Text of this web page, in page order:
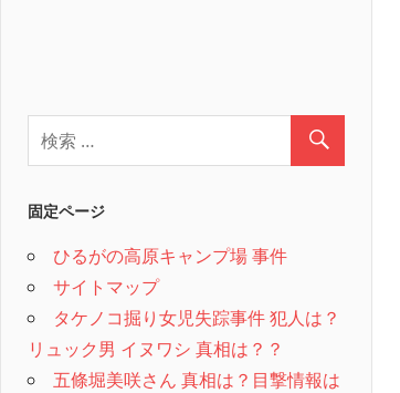
固定ページ
ひるがの高原キャンプ場 事件
サイトマップ
タケノコ掘り女児失踪事件 犯人は？
リュック男 イヌワシ 真相は？？
五條堀美咲さん 真相は？目撃情報は